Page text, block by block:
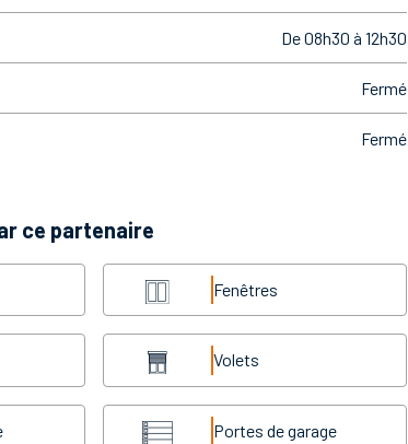
De 08h30 à 12h30
Fermé
Fermé
ce partenaire
Fenêtres
Volets
Portes de garage